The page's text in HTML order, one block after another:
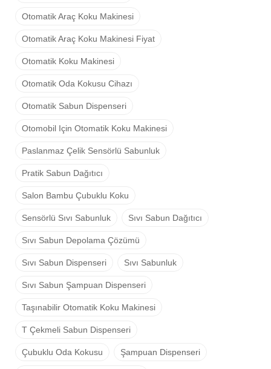
Otomatik Araç Koku Makinesi
Otomatik Araç Koku Makinesi Fiyat
Otomatik Koku Makinesi
Otomatik Oda Kokusu Cihazı
Otomatik Sabun Dispenseri
Otomobil Için Otomatik Koku Makinesi
Paslanmaz Çelik Sensörlü Sabunluk
Pratik Sabun Dağıtıcı
Salon Bambu Çubuklu Koku
Sensörlü Sıvı Sabunluk Sıvı Sabun Dağıtıcı
Sıvı Sabun Depolama Çözümü
Sıvı Sabun Dispenseri Sıvı Sabunluk
Sıvı Sabun Şampuan Dispenseri
Taşınabilir Otomatik Koku Makinesi
T Çekmeli Sabun Dispenseri
Çubuklu Oda Kokusu Şampuan Dispenseri